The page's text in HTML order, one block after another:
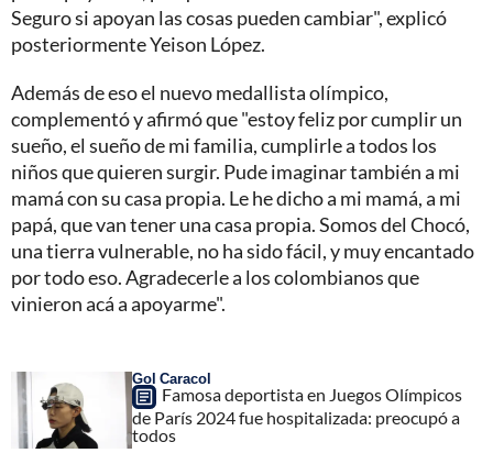
Seguro si apoyan las cosas pueden cambiar", explicó
posteriormente Yeison López.
Además de eso el nuevo medallista olímpico,
complementó y afirmó que "estoy feliz por cumplir un
sueño, el sueño de mi familia, cumplirle a todos los
niños que quieren surgir. Pude imaginar también a mi
mamá con su casa propia. Le he dicho a mi mamá, a mi
papá, que van tener una casa propia. Somos del Chocó,
una tierra vulnerable, no ha sido fácil, y muy encantado
por todo eso. Agradecerle a los colombianos que
vinieron acá a apoyarme".
Gol Caracol
Famosa deportista en Juegos Olímpicos
de París 2024 fue hospitalizada: preocupó a
todos